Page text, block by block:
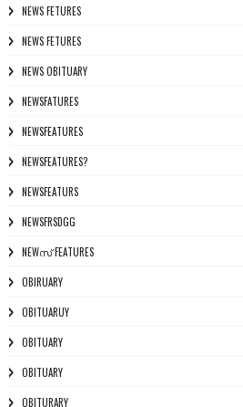
NEWS FETURES
NEWS FETURES
NEWS OBITUARY
NEWSFATURES
NEWSFEATURES
NEWSFEATURES?
NEWSFEATURS
NEWSFRSDGG
NEWസ് FEATURES
OBIRUARY
OBITUARUY
OBITUARY
OBITUARY
OBITURARY